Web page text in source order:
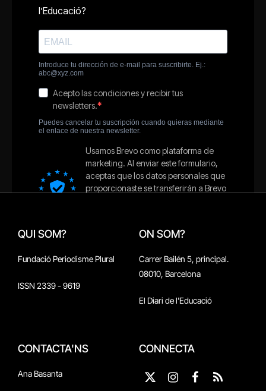
QUI SOM?
Fundació Periodisme Plural
ISSN 2339 - 9619
ON SOM?
Carrer Bailén 5, principal.
08010, Barcelona
El Diari de l'Educació
CONTACTA'NS
Ana Basanta
CONNECTA
X
Instagram
Facebook
RSS